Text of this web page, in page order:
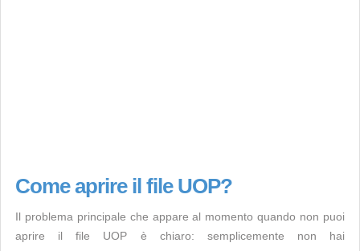
Come aprire il file UOP?
Il problema principale che appare al momento quando non puoi
aprire il file UOP è chiaro: semplicemente non hai